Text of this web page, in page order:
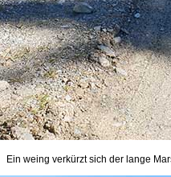
Ein weing verkürzt sich der lange